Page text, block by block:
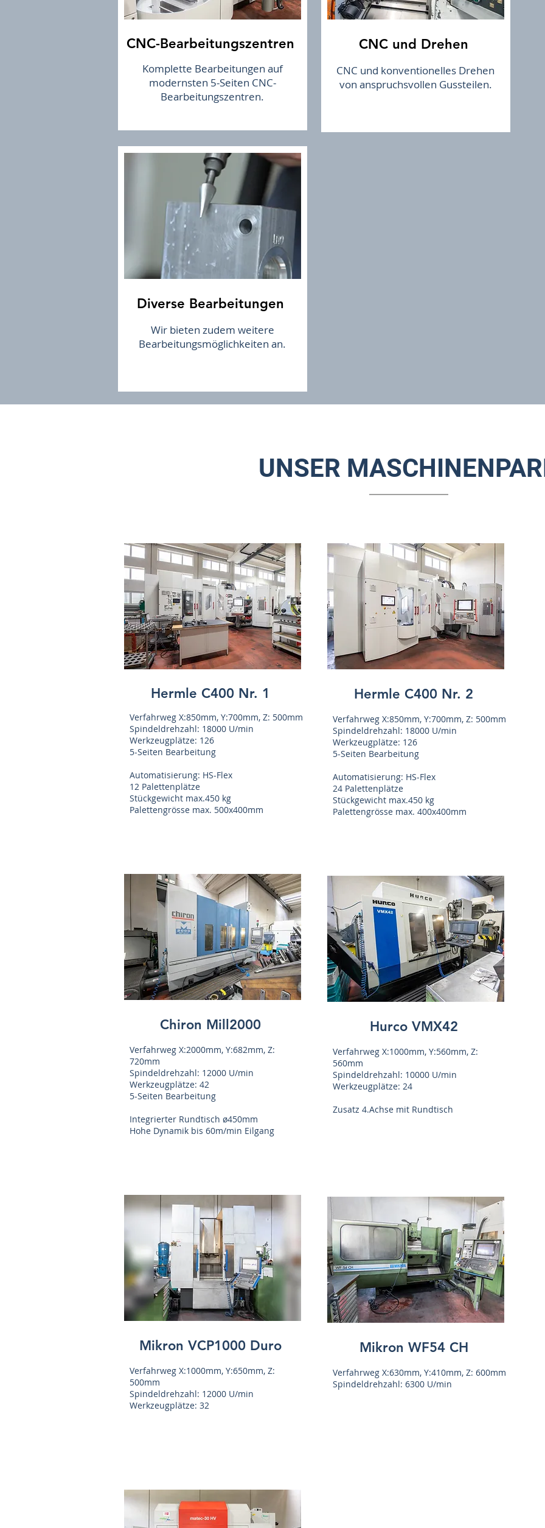
CNC-Bearbeitungszentren
Komplette Bearbeitungen auf
modernsten 5-Seiten CNC-
Bearbeitungszentren.
CNC und Drehen
CNC und konventionelles Drehen
von anspruchsvollen Gussteilen.
Diverse Bearbeitungen
Wir bieten zudem weitere
Bearbeitungsmöglichkeiten an.
UNSER
Hermle C400 Nr. 1
Verfahrweg X:850mm, Y:700mm, Z: 500mm
Spindeldrehzahl: 18000 U/min
Werkzeugplätze: 126
5-Seiten Bearbeitung
Automatisierung: HS-Flex
12 Palettenplätze
Stückgewicht max.450 kg
Palettengrösse max. 500x400mm
Chiron Mill2000
Verfahrweg X:2000mm, Y:682mm, Z:
720mm
Spindeldrehzahl: 12000 U/min
Werkzeugplätze: 42
5-Seiten Bearbeitung
Integrierter Rundtisch ø450mm
Hohe Dynamik bis 60m/min Eilgang
Mikron VCP1000 Duro
Verfahrweg X:1000mm, Y:650mm, Z:
500mm
Spindeldrehzahl: 12000 U/min
Werkzeugplätze: 32
Hermle C400 Nr. 2
Verfahrweg X:850mm, Y:700mm, Z: 500mm
Spindeldrehzahl: 18000 U/min
Werkzeugplätze: 126
5-Seiten Bearbeitung
Automatisierung: HS-Flex
24 Palettenplätze
Stückgewicht max.450 kg
Palettengrösse max. 400x400mm
Hurco VMX42
Verfahrweg X:1000mm, Y:560mm, Z:
560mm
Spindeldrehzahl: 10000 U/min
Werkzeugplätze: 24
Zusatz 4.Achse mit Rundtisch
Mikron WF54 CH
Verfahrweg X:630mm, Y:410mm, Z: 600mm
Spindeldrehzahl: 6300 U/min